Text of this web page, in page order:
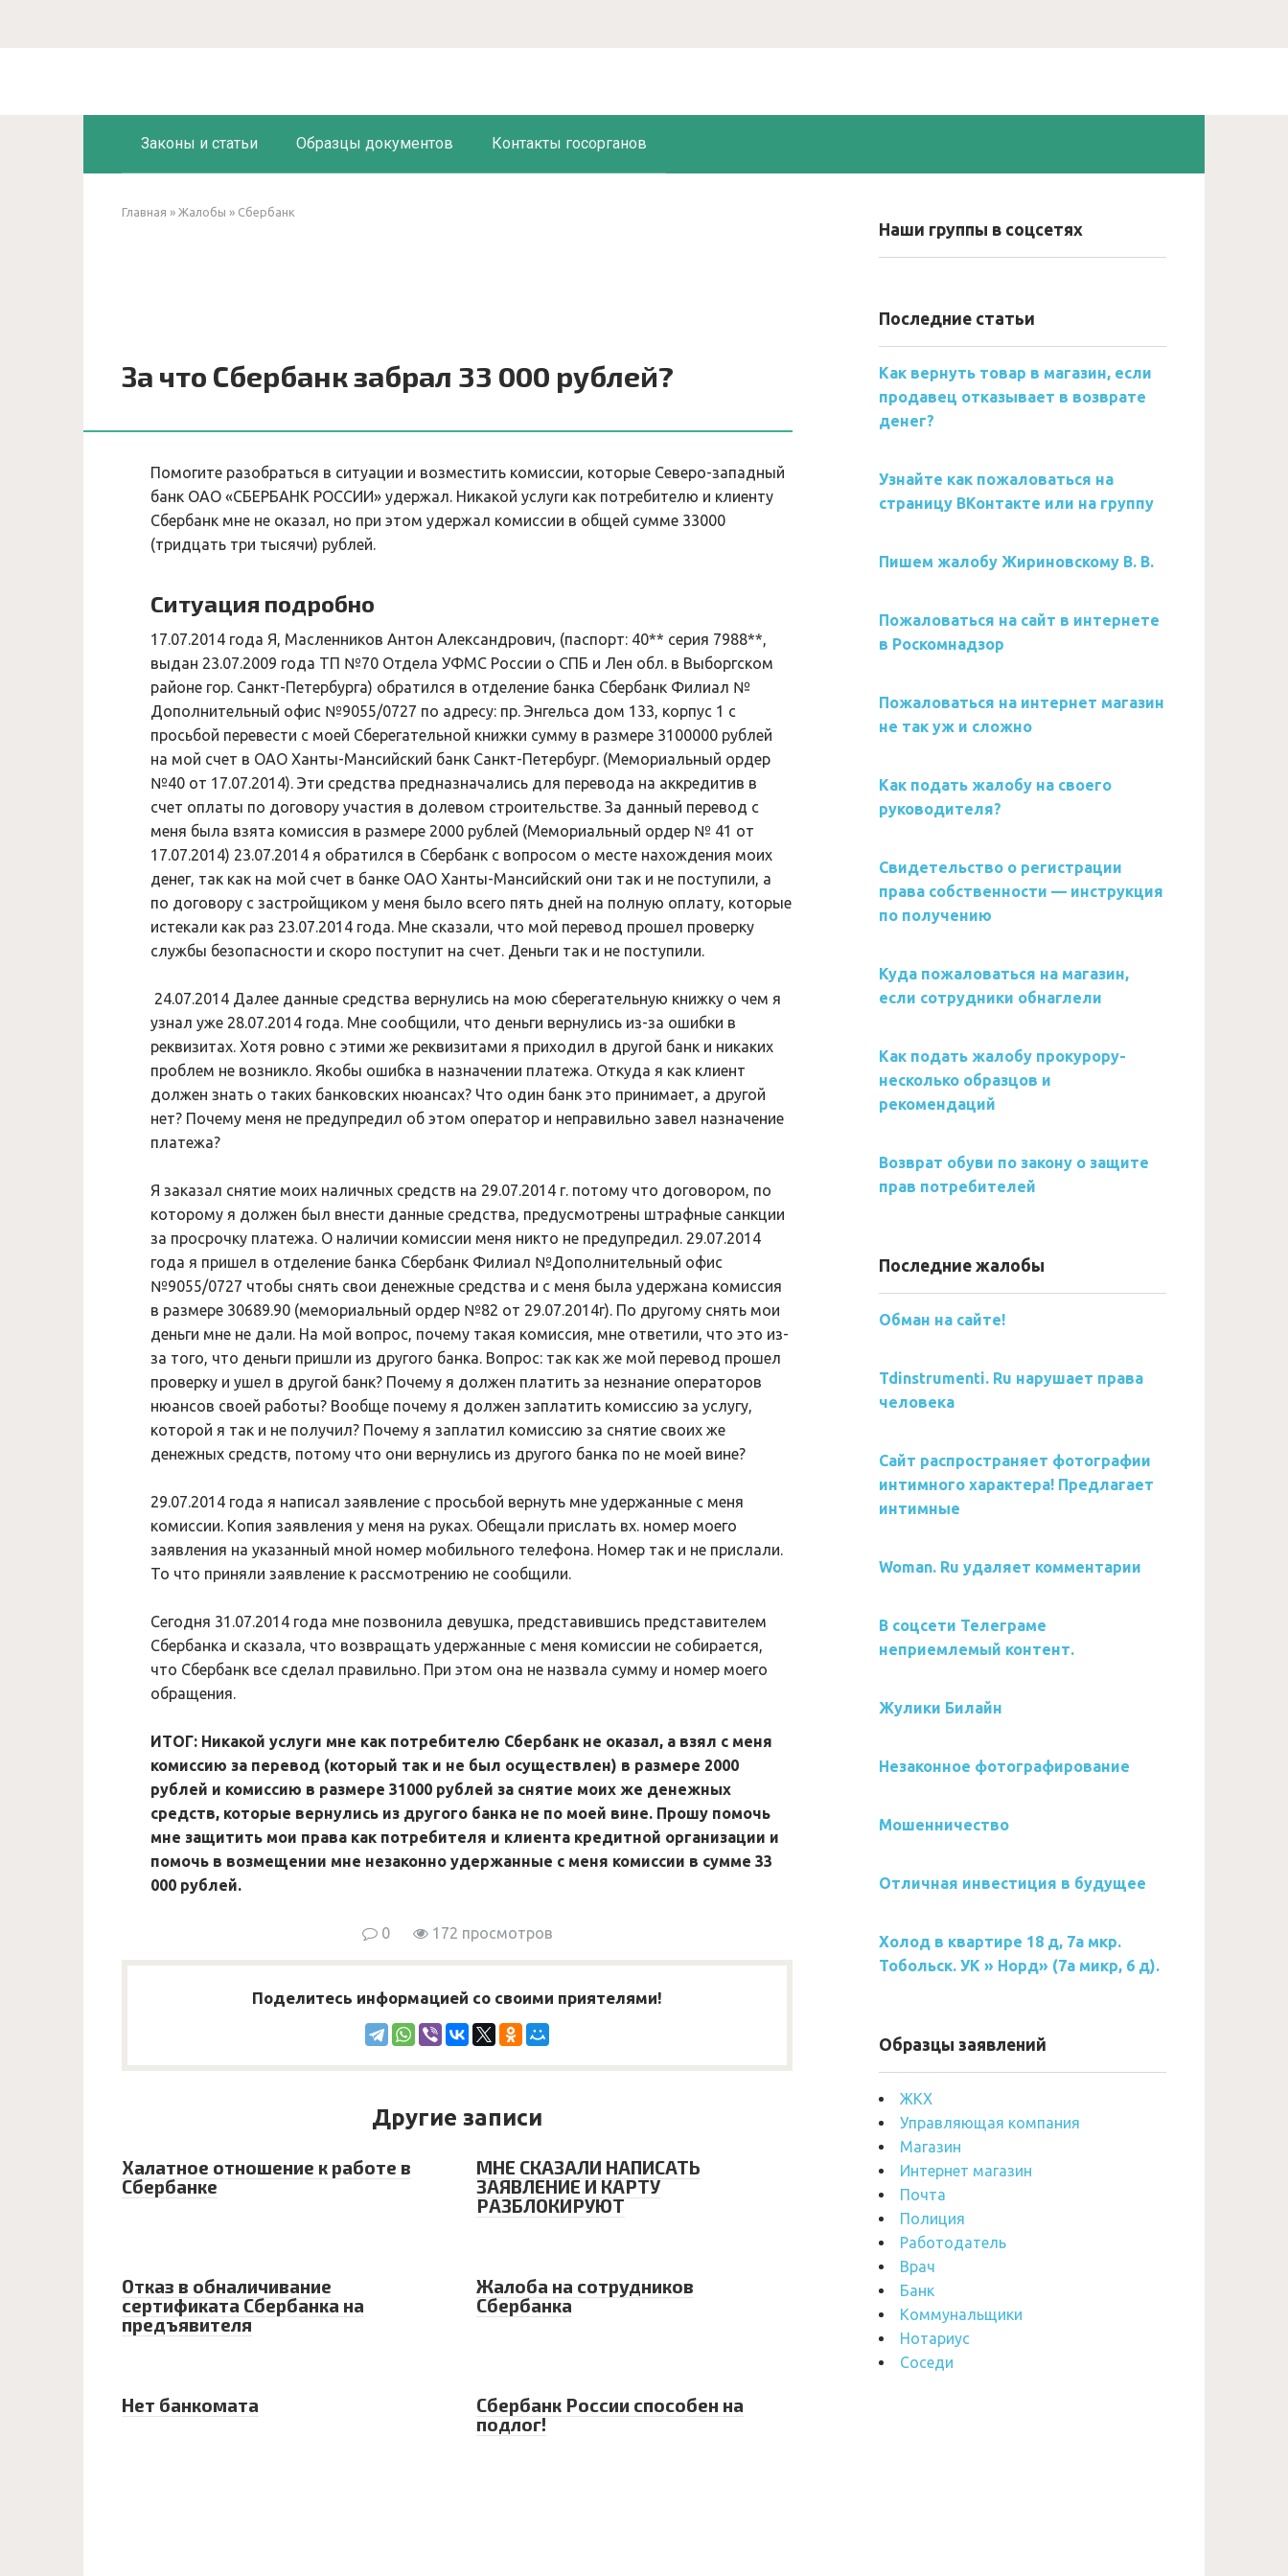
Законы и статьи Образцы документов Контакты госорганов
Главная » Жалобы » Сбербанк
За что Сбербанк забрал 33 000 рублей?
Помогите разобраться в ситуации и возместить комиссии, которые Северо-западный
банк ОАО «СБЕРБАНК РОССИИ» удержал. Никакой услуги как потребителю и клиенту
Сбербанк мне не оказал, но при этом удержал комиссии в общей сумме 33000
(тридцать три тысячи) рублей.
Ситуация подробно
17.07.2014 года Я, Масленников Антон Александрович, (паспорт: 40** серия 7988**,
выдан 23.07.2009 года ТП №70 Отдела УФМС России о СПБ и Лен обл. в Выборгском
районе гор. Санкт-Петербурга) обратился в отделение банка Сбербанк Филиал №
Дополнительный офис №9055/0727 по адресу: пр. Энгельса дом 133, корпус 1 с
просьбой перевести с моей Сберегательной книжки сумму в размере 3100000 рублей
на мой счет в ОАО Ханты-Мансийский банк Санкт-Петербург. (Мемориальный ордер
№40 от 17.07.2014). Эти средства предназначались для перевода на аккредитив в
счет оплаты по договору участия в долевом строительстве. За данный перевод с
меня была взята комиссия в размере 2000 рублей (Мемориальный ордер № 41 от
17.07.2014) 23.07.2014 я обратился в Сбербанк с вопросом о месте нахождения моих
денег, так как на мой счет в банке ОАО Ханты-Мансийский они так и не поступили, а
по договору с застройщиком у меня было всего пять дней на полную оплату, которые
истекали как раз 23.07.2014 года. Мне сказали, что мой перевод прошел проверку
службы безопасности и скоро поступит на счет. Деньги так и не поступили.
24.07.2014 Далее данные средства вернулись на мою сберегательную книжку о чем я
узнал уже 28.07.2014 года. Мне сообщили, что деньги вернулись из-за ошибки в
реквизитах. Хотя ровно с этими же реквизитами я приходил в другой банк и никаких
проблем не возникло. Якобы ошибка в назначении платежа. Откуда я как клиент
должен знать о таких банковских нюансах? Что один банк это принимает, а другой
нет? Почему меня не предупредил об этом оператор и неправильно завел назначение
платежа?
Я заказал снятие моих наличных средств на 29.07.2014 г. потому что договором, по
которому я должен был внести данные средства, предусмотрены штрафные санкции
за просрочку платежа. О наличии комиссии меня никто не предупредил. 29.07.2014
года я пришел в отделение банка Сбербанк Филиал №Дополнительный офис
№9055/0727 чтобы снять свои денежные средства и с меня была удержана комиссия
в размере 30689.90 (мемориальный ордер №82 от 29.07.2014г). По другому снять мои
деньги мне не дали. На мой вопрос, почему такая комиссия, мне ответили, что это из-
за того, что деньги пришли из другого банка. Вопрос: так как же мой перевод прошел
проверку и ушел в другой банк? Почему я должен платить за незнание операторов
нюансов своей работы? Вообще почему я должен заплатить комиссию за услугу,
которой я так и не получил? Почему я заплатил комиссию за снятие своих же
денежных средств, потому что они вернулись из другого банка по не моей вине?
29.07.2014 года я написал заявление с просьбой вернуть мне удержанные с меня
комиссии. Копия заявления у меня на руках. Обещали прислать вх. номер моего
заявления на указанный мной номер мобильного телефона. Номер так и не прислали.
То что приняли заявление к рассмотрению не сообщили.
Сегодня 31.07.2014 года мне позвонила девушка, представившись представителем
Сбербанка и сказала, что возвращать удержанные с меня комиссии не собирается,
что Сбербанк все сделал правильно. При этом она не назвала сумму и номер моего
обращения.
ИТОГ: Никакой услуги мне как потребителю Сбербанк не оказал, а взял с меня
комиссию за перевод (который так и не был осуществлен) в размере 2000
рублей и комиссию в размере 31000 рублей за снятие моих же денежных
средств, которые вернулись из другого банка не по моей вине. Прошу помочь
мне защитить мои права как потребителя и клиента кредитной организации и
помочь в возмещении мне незаконно удержанные с меня комиссии в сумме 33
000 рублей.
0 172 просмотров
Поделитесь информацией со своими приятелями!
Другие записи
Халатное отношение к работе в
Сбербанке
МНЕ СКАЗАЛИ НАПИСАТЬ
ЗАЯВЛЕНИЕ И КАРТУ
РАЗБЛОКИРУЮТ
Отказ в обналичивание
сертификата Сбербанка на
предъявителя
Жалоба на сотрудников
Сбербанка
Нет банкомата
Сбербанк России способен на
подлог!
Наши группы в соцсетях
Последние статьи
Как вернуть товар в магазин, если
продавец отказывает в возврате
денег?
Узнайте как пожаловаться на
страницу ВКонтакте или на группу
Пишем жалобу Жириновскому В. В.
Пожаловаться на сайт в интернете
в Роскомнадзор
Пожаловаться на интернет магазин
не так уж и сложно
Как подать жалобу на своего
руководителя?
Свидетельство о регистрации
права собственности — инструкция
по получению
Куда пожаловаться на магазин,
если сотрудники обнаглели
Как подать жалобу прокурору-
несколько образцов и
рекомендаций
Возврат обуви по закону о защите
прав потребителей
Последние жалобы
Обман на сайте!
Tdinstrumenti. Ru нарушает права
человека
Сайт распространяет фотографии
интимного характера! Предлагает
интимные
Woman. Ru удаляет комментарии
В соцсети Телеграме
неприемлемый контент.
Жулики Билайн
Незаконное фотографирование
Мошенничество
Отличная инвестиция в будущее
Холод в квартире 18 д, 7а мкр.
Тобольск. УК » Норд» (7а микр, 6 д).
Образцы заявлений
ЖКХ
Управляющая компания
Магазин
Интернет магазин
Почта
Полиция
Работодатель
Врач
Банк
Коммунальщики
Нотариус
Соседи